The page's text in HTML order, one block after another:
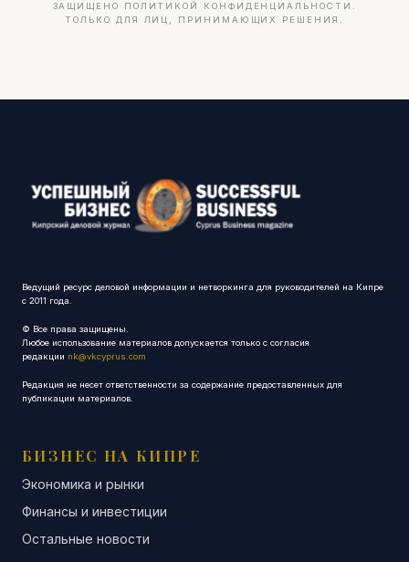
ЗАЩИЩЕНО ПОЛИТИКОЙ КОНФИДЕНЦИАЛЬНОСТИ.
ТОЛЬКО ДЛЯ ЛИЦ, ПРИНИМАЮЩИХ РЕШЕНИЯ.
Ведущий ресурс деловой информации и нетворкинга для руководителей на Кипре
с 2011 года.
© Все права защищены.
Любое использование материалов допускается только с согласия
редакции nk@vkcyprus.com
Редакция не несет ответственности за содержание предоставленных для
публикации материалов.
БИЗНЕС НА КИПРЕ
Экономика и рынки
Финансы и инвестиции
Остальные новости